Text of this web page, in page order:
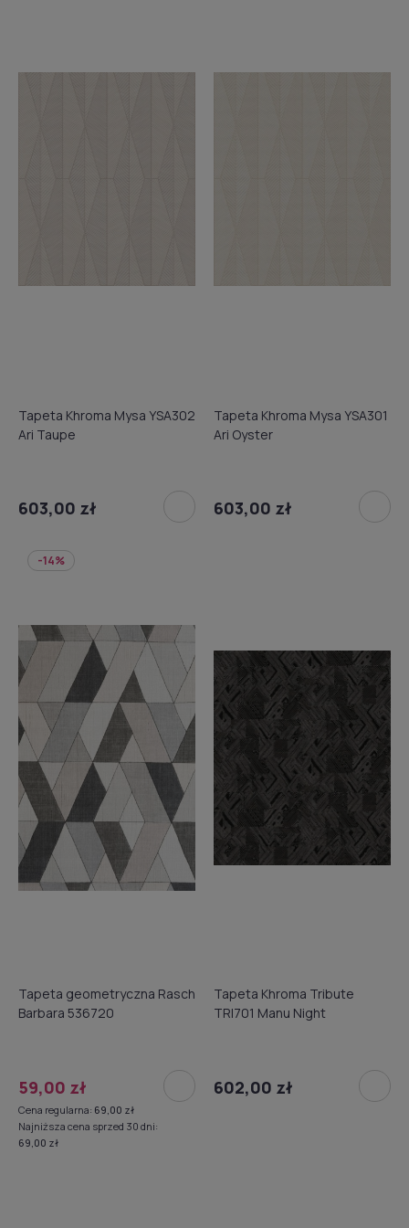
Tapeta Khroma Mysa YSA302
Ari Taupe
603,00 zł
Tapeta Khroma Mysa YSA301
Ari Oyster
603,00 zł
Tapeta geometryczna Rasch
Barbara 536720
59,00 zł
Cena regularna: 69,00 zł
Najniższa cena sprzed 30 dni:
69,00 zł
-14%
Tapeta Khroma Tribute
TRI701 Manu Night
602,00 zł